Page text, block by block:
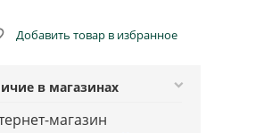
Добавить товар в избранное
в магазинах
магазин